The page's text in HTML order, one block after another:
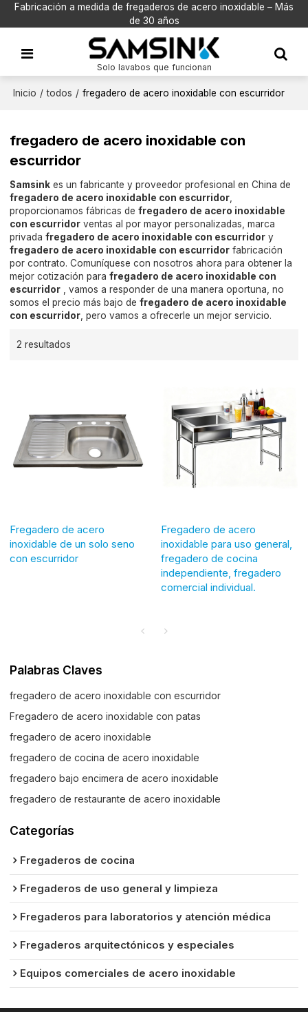
Fabricación a medida de fregaderos de acero inoxidable – Más
de 30 años
Solo lavabos que funcionan
Inicio / todos / fregadero de acero inoxidable con escurridor
fregadero de acero inoxidable con
escurridor
Samsink es un fabricante y proveedor profesional en China de
fregadero de acero inoxidable con escurridor
proporcionamos fábricas defregadero de acero inoxidable
con escurridor ventas al por mayor personalizadas, marca
privadafregadero de acero inoxidable con escurridor y
fregadero de acero inoxidable con escurridor fabricación
por contrato. Comuníquese con nosotros ahora para obtener la
mejor cotización parafregadero de acero inoxidable con
escurridor , vamos a responder de una manera oportuna, no
somos el precio más bajo defregadero de acero inoxidable
con escurridor , pero vamos a ofrecerle un mejor servicio.
2 resultados
Fregadero de acero
inoxidable de un solo seno
con escurridor
Fregadero de acero
inoxidable para uso general,
fregadero de cocina
independiente, fregadero
comercial individual.
Palabras Claves
fregadero de acero inoxidable con escurridor
Fregadero de acero inoxidable con patas
fregadero de acero inoxidable
fregadero de cocina de acero inoxidable
fregadero bajo encimera de acero inoxidable
fregadero de restaurante de acero inoxidable
Categorías
Fregaderos de cocina
Fregaderos de uso general y limpieza
Fregaderos para laboratorios y atención médica
Fregaderos arquitectónicos y especiales
Equipos comerciales de acero inoxidable